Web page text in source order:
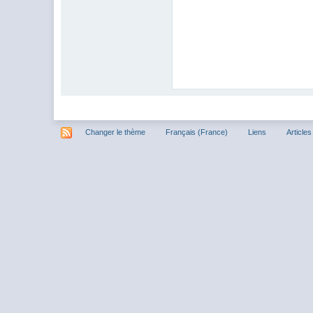
Changer le thème Français (France) Liens Articles